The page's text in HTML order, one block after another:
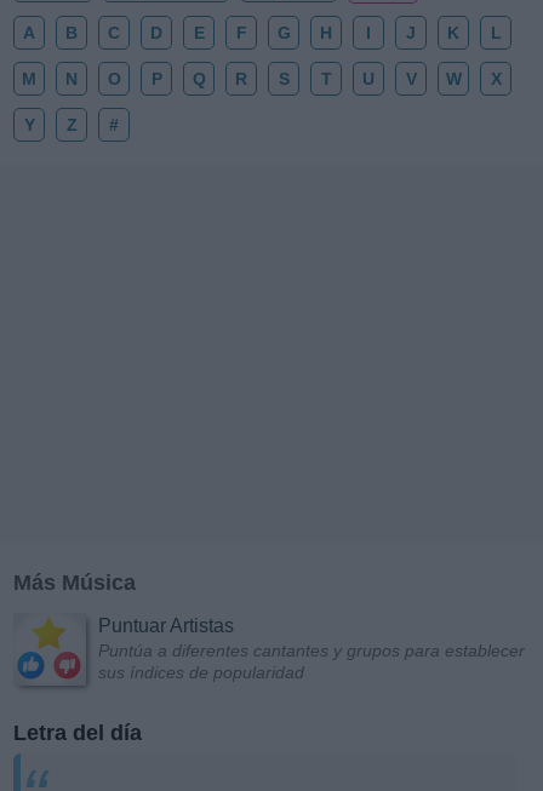
A B C D E F G H I J K L
M N O P Q R S T U V W X
Y Z #
Más Música
Puntuar Artistas
Puntúa a diferentes cantantes y grupos para establecer
sus índices de popularidad
Letra del día